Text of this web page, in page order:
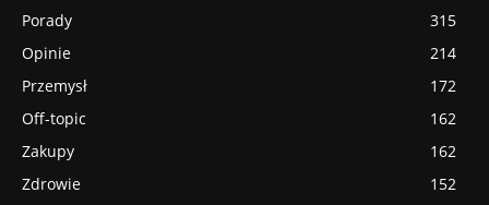
Porady
315
Opinie
214
Przemysł
172
Off-topic
162
Zakupy
162
Zdrowie
152